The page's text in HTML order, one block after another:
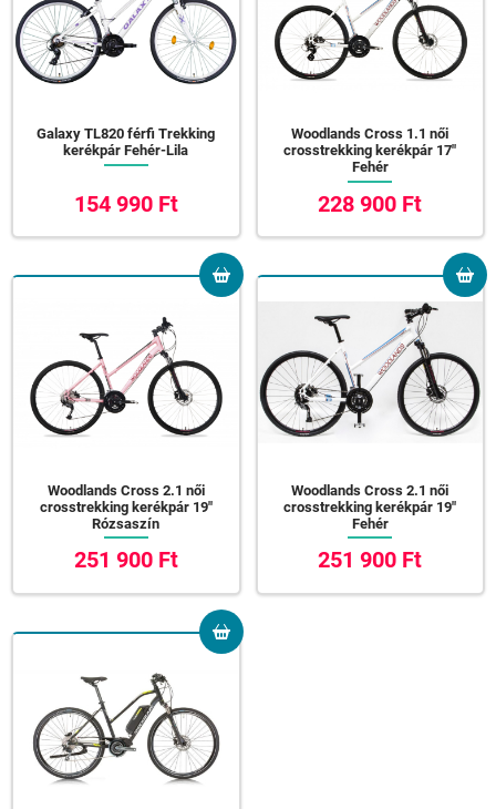
Galaxy TL820 férfi Trekking
kerékpár Fehér-Lila
154 990 Ft
Woodlands Cross 1.1 női
crosstrekking kerékpár 17"
Fehér
228 900 Ft
Woodlands Cross 2.1 női
crosstrekking kerékpár 19"
Rózsaszín
251 900 Ft
Woodlands Cross 2.1 női
crosstrekking kerékpár 19"
Fehér
251 900 Ft